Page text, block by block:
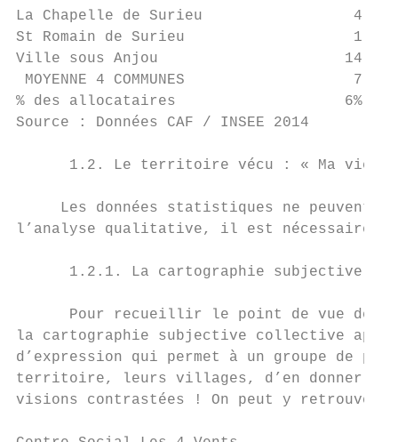
La Chapelle de Surieu
St Romain de Surieu
Ville sous Anjou
MOYENNE 4 COMMUNES
% des allocataires                   6%
Source : Données CAF / INSEE 2014
1.2. Le territoire vécu : « Ma vie
Les données statistiques ne peuvent
l’analyse qualitative, il est nécessaire
      1.2.1. La cartographie subjective
Pour recueillir le point de vue des
la cartographie subjective collective
d’expression qui permet à un groupe de
territoire, leurs villages, d’en donner
visions contrastées ! On peut y retrouver